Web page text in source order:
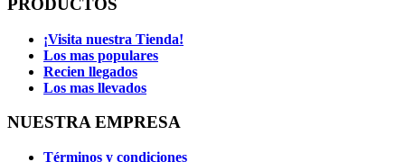
PRODUCTOS
¡Visita nuestra Tienda!
Los mas populares
Recien llegados
Los mas llevados
NUESTRA EMPRESA​
Términos y condiciones